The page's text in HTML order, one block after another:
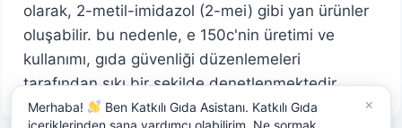
olarak, 2-metil-imidazol (2-mei) gibi yan ürünler
oluşabilir. bu nedenle, e 150c'nin üretimi ve
kullanımı, gıda güvenliği düzenlemeleri
tarafından sıkı bir şekilde denetlenmektedir.
×
Merhaba!
Ben Katkılı Gıda Asistanı. Katkılı Gıda
içeriklerinden sana yardımcı olabilirim. Ne sormak